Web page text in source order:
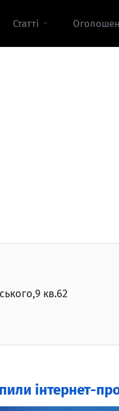
Статті
кв.62
інтернет-